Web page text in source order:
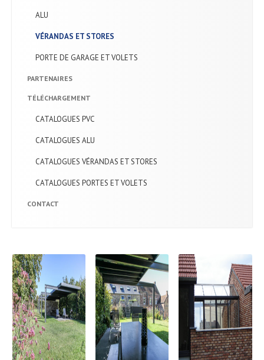
Catalogues
CONTACT
ALU
VÉRANDAS ET STORES
PORTE DE GARAGE ET VOLETS
PARTENAIRES
TÉLÉCHARGEMENT
CATALOGUES PVC
CATALOGUES ALU
CATALOGUES VÉRANDAS ET STORES
CATALOGUES PORTES ET VOLETS
CONTACT